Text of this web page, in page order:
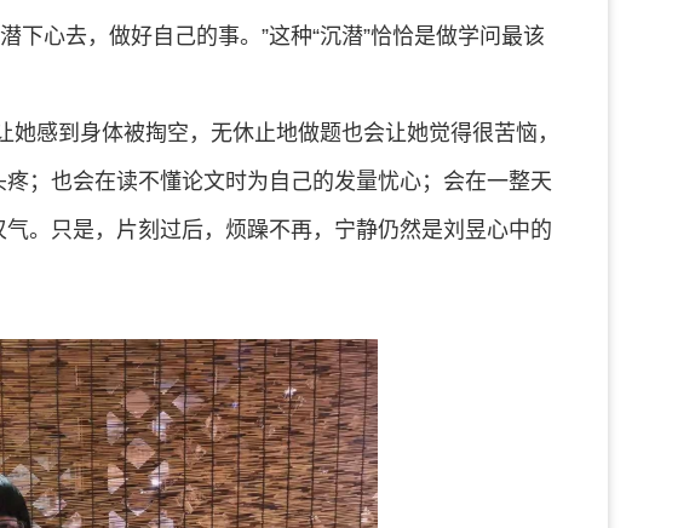
心去，做好自己的事。”这种“沉潜”恰恰是做学问最该
感到身体被掏空，无休止地做题也会让她觉得很苦恼，
；也会在读不懂论文时为自己的发量忧心；会在一整天
。只是，片刻过后，烦躁不再，宁静仍然是刘昱心中的